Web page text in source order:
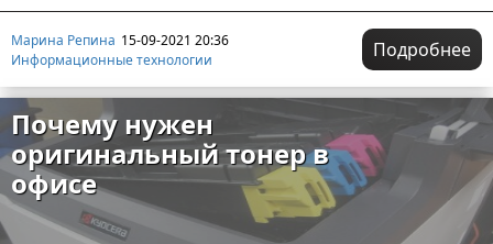
Марина Репина 15-09-2021 20:36
Информационные технологии
Подробнее
Почему нужен
оригинальный тонер в
офисе